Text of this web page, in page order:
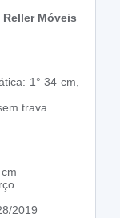
Reller Móveis
1° 34 cm,
trava
2019